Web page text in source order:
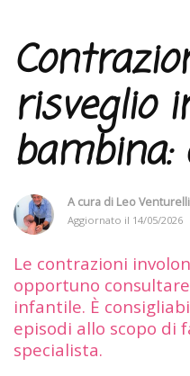
risveglio
bambina:
A cura di Leo
Aggiornato il 14/05/2026
Le contrazioni
opportuno
infantile. È
episodi allo scopo di
specialista.